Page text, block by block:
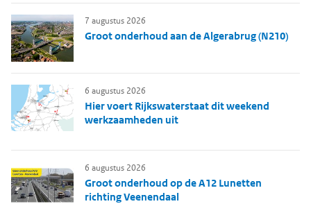
Groot onderhoud aan de Algerabrug (N210)
7 augustus 2026
Hier voert Rijkswaterstaat dit weekend
werkzaamheden uit
6 augustus 2026
Groot onderhoud op de A12 Lunetten
richting Veenendaal
6 augustus 2026